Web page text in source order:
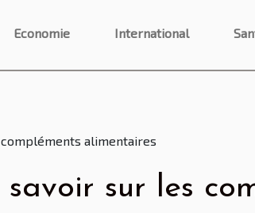
Economie International
alimentaires
sur les